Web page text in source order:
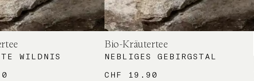
WILDNIS
Bio-Kräutertee
NEBLIGES GEBIRGSTAL
CHF
19.90